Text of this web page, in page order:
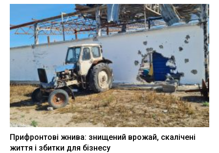
Прифронтові жнива: знищений врожай, скалічені
життя і збитки для бізнесу